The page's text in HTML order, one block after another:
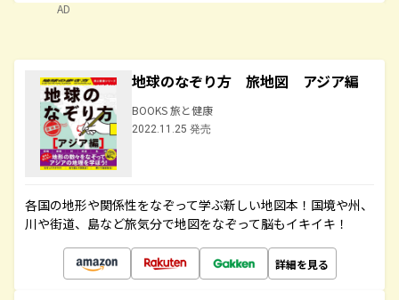
AD
地球のなぞり方 旅地図 アジア編
BOOKS 旅と健康
2022.11.25 発売
各国の地形や関係性をなぞって学ぶ新しい地図本！国境や州、
川や街道、島など旅気分で地図をなぞって脳もイキイキ！
詳細を見る